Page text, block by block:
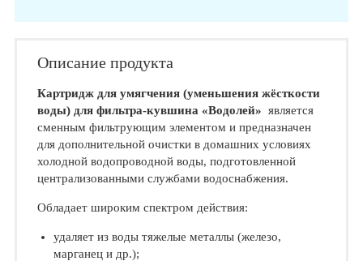
Описание продукта
Картридж для умягчения (уменьшения жёсткости
воды) для фильтра-кувшина «Водолей» является
сменным фильтрующим элементом и предназначен
для дополнительной очистки в домашних условиях
холодной водопроводной воды, подготовленной
централизованными службами водоснабжения.
Обладает широким спектром действия:
удаляет из воды тяжелые металлы (железо,
марганец и др.);